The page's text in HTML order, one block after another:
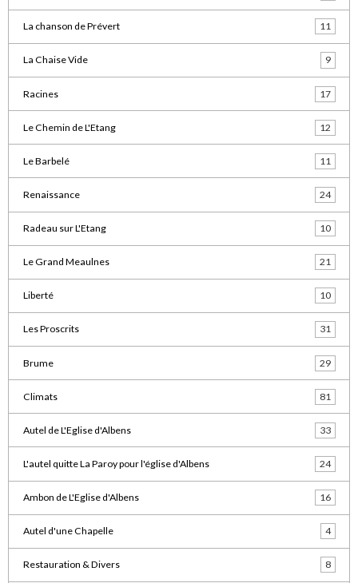
La chanson de Prévert 11
La Chaise Vide 9
Racines 17
Le Chemin de L'Etang 12
Le Barbelé 11
Renaissance 24
Radeau sur L'Etang 10
Le Grand Meaulnes 21
Liberté 10
Les Proscrits 31
Brume 29
Climats 81
Autel de L'Eglise d'Albens 33
L'autel quitte La Paroy pour l'église d'Albens 24
Ambon de L'Eglise d'Albens 16
Autel d'une Chapelle 4
Restauration & Divers 8